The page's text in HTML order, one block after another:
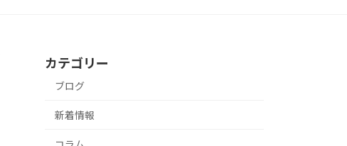
カテゴリー
ブログ
新着情報